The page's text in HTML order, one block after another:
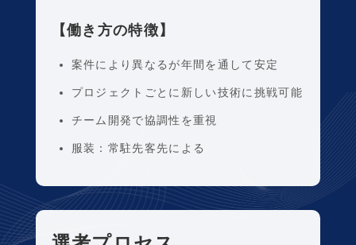
【働き方の特徴】
案件により異なるが年間を通して安定
プロジェクトごとに新しい技術に挑戦可能
チーム開発で協調性を重視
服装：常駐先客先による